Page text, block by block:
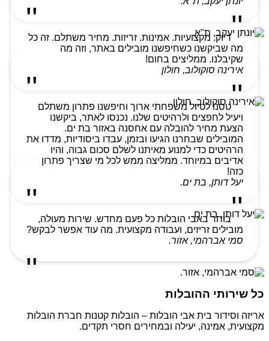
דיוק. מקצועיות. אמינות. זריזות. מחיר משתלם. זה כל
מה שביקשנו כשחיפשנו מובילים באתר, וזה מה
שקיבלנו. ממליצים בחום!
אירינה סוקולוב, חולון
טסנו לטיול משפחתי ארוך וחיפשנו פתרון משתלם
ויעיל לחפצים ולרהיטים שלנו. נכנסו לאתר, ביקשנו
הצעת מחיר להובלה עם אחסנה באזור בת ים.
המובילים שבחרנו הגיעו ובזמן, עבדו ביסודיות, מדדו את
הרהיטים כדי למנוע מאיתנו לשלם סכום גבוה, והיו
אדיבים במיוחד. ממליצה ממש לכל מי שצריך פתרון
כזה!
יעל דותן, בת ים.
בוחר באבי הובלות כל פעם מחדש. שירות מעולה,
מובילים זריזים, ועבודה מקצועית. מה עוד אפשר לבקש?
סמי אברהמי, אזור.
כל שירותי ההובלות
אריזה וסידור בית אבי הובלות – הובלות קטנות חברת הובלות
מקצועית, אמינה, יעילה ובמחירים חסרי תקדים.